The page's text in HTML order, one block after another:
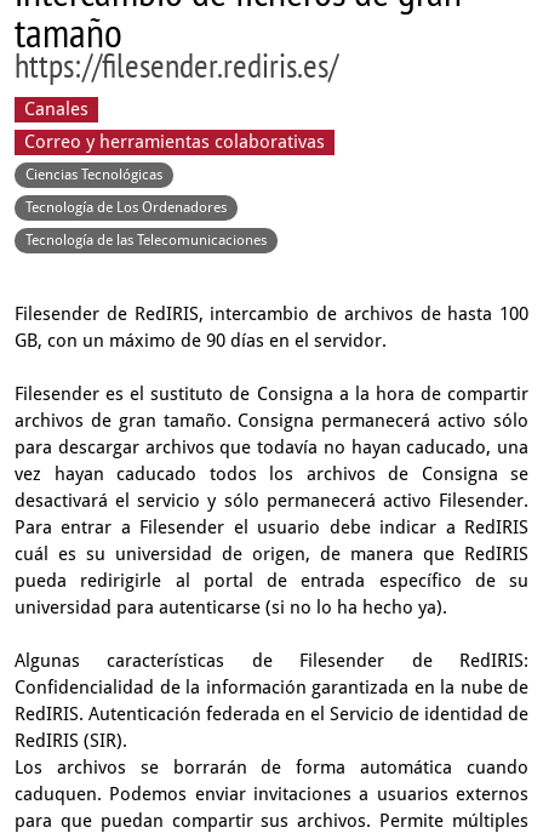
tamaño
https://filesender.rediris.es/
Canales
Correo y herramientas colaborativas
Ciencias Tecnológicas
Tecnología de Los Ordenadores
Tecnología de las Telecomunicaciones
Filesender de RedIRIS, intercambio de archivos de hasta 100
GB, con un máximo de 90 días en el servidor.
Filesender es el sustituto de Consigna a la hora de compartir
archivos de gran tamaño. Consigna permanecerá activo sólo
para descargar archivos que todavía no hayan caducado, una
vez hayan caducado todos los archivos de Consigna se
desactivará el servicio y sólo permanecerá activo Filesender.
Para entrar a Filesender el usuario debe indicar a RedIRIS
cuál es su universidad de origen, de manera que RedIRIS
pueda redirigirle al portal de entrada específico de su
universidad para autenticarse (si no lo ha hecho ya).
Algunas características de Filesender de RedIRIS:
Confidencialidad de la información garantizada en la nube de
RedIRIS. Autenticación federada en el Servicio de identidad de
RedIRIS (SIR).
Los archivos se borrarán de forma automática cuando
caduquen. Podemos enviar invitaciones a usuarios externos
para que puedan compartir sus archivos. Permite múltiples